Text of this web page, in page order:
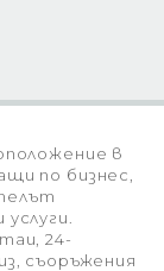
в
по бизнес,
24-
съоръжения